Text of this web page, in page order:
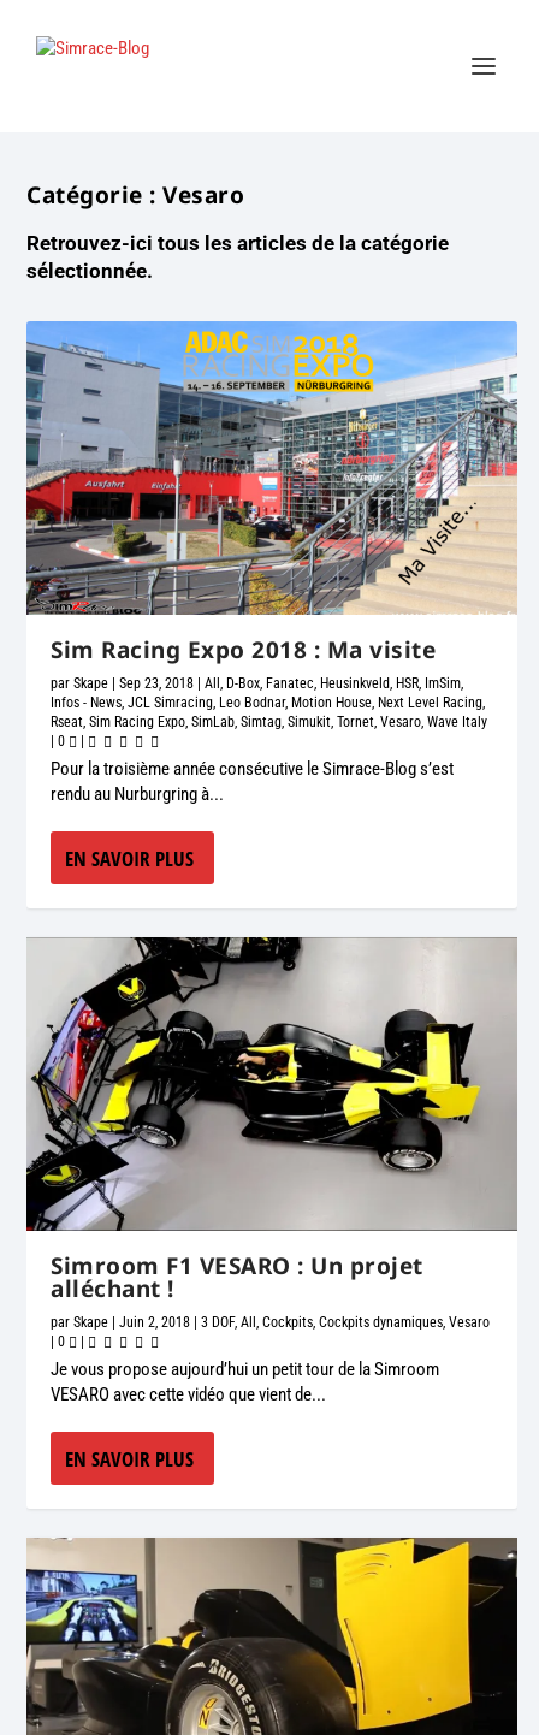
Catégorie :Vesaro
Retrouvez-ici tous les articles de la catégorie
sélectionnée.
Sim Racing Expo 2018 : Ma visite
parSkape |Sep 23, 2018 |All, D-Box, Fanatec, Heusinkveld, HSR, ImSim,
Infos - News,JCL Simracing, Leo Bodnar, Motion House, Next Level Racing,
Rseat,Sim Racing Expo,SimLab,Simtag,Simukit,Tornet,Vesaro,Wave Italy
|0
Pour la troisième année consécutive le Simrace-Blog s’est
rendu au Nurburgring à...
EN SAVOIR PLUS
Simroom F1 VESARO : Un projet
alléchant !
parSkape |Juin 2, 2018 |3 DOF,All,Cockpits,Cockpits dynamiques,Vesaro
|0
Je vous propose aujourd’hui un petit tour de la Simroom
VESARO avec cette vidéo que vient de...
EN SAVOIR PLUS